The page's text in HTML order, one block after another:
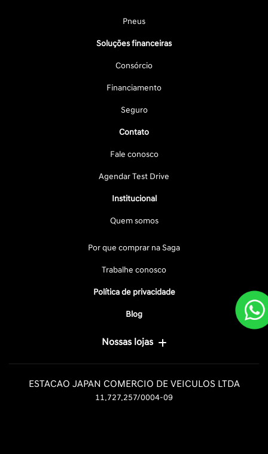
Pneus
Soluções financeiras
Consórcio
Financiamento
Seguro
Contato
Fale conosco
Agendar Test Drive
Institucional
Quem somos
Por que comprar na Saga
Trabalhe conosco
Política de privacidade
Blog
Nossas lojas
ESTACAO JAPAN COMERCIO DE VEICULOS LTDA
11.727.257/0004-09